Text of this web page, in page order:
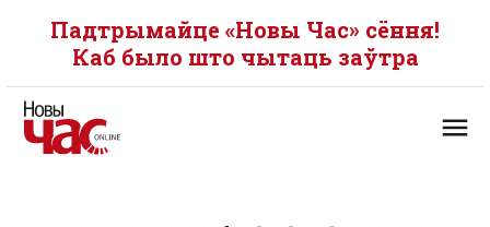
Падтрымайце «Новы Час» сёння!
Каб было што чытаць заўтра